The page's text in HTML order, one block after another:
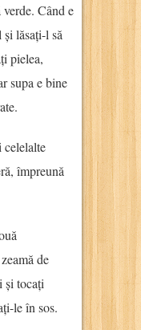
Când e
lăsați-l să
pielea,
supa e bine
celelalte
împreună
de
și tocați
le în sos.